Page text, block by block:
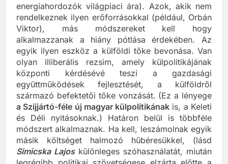
energiahordozók világpiaci ára). Azok, akik nem
rendelkeznek ilyen erőforrásokkal (például, Orbán
Viktor), más módszereket kell hogy
alkalmazzanak a hiány pótlása érdekében. Az
egyik ilyen eszköz a külföldi tőke bevonása. Van
olyan illiberális rezsim, amely külpolitikájának
központi kérdésévé teszi a gazdasági
együttműködések fejlesztését, a külföldről
származó befektetői tőke vonzását. (Ez a lényege
a Szijjártó-féle új magyar külpolitikának is, a Keleti
és Déli nyitásoknak.) Határon belül is többféle
módszert alkalmaznak. Ha kell, leszámolnak egyik
másik költséget halmozó hűbéresükkel, (lásd
Simicska Lajoskülönleges szóhasználatát, miután